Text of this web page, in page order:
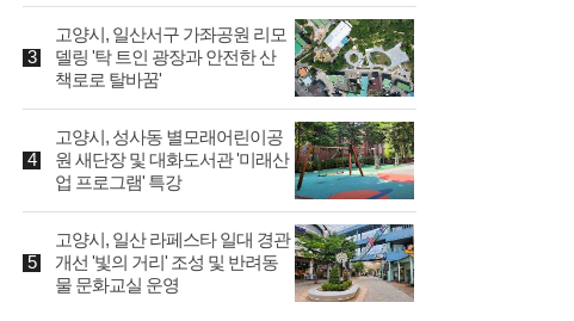
고양시, 일산서구 가좌공원 리모
델링 '탁 트인 광장과 안전한 산
책로로 탈바꿈'
고양시, 성사동 별모래어린이공
원 새단장 및 대화도서관 '미래산
업 프로그램' 특강
고양시, 일산 라페스타 일대 경관
개선 '빛의 거리' 조성 및 반려동
물 문화교실 운영